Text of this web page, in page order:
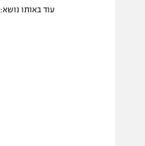
עוד באותו נושא: